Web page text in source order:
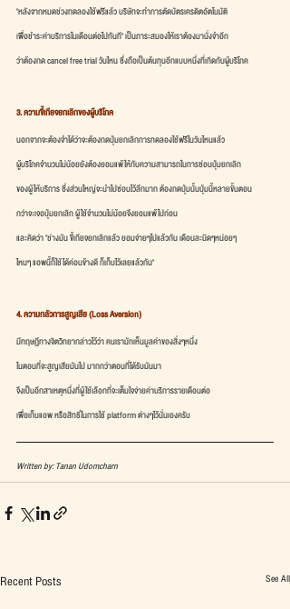
"หลังจากหมดช่วงทดลองใช้ฟรีแล้ว บริษัทจะทำการตัดบัตรเครดิตอัตโนมัติ
เพื่อชำระค่าบริการในเดือนต่อไปทันที" เป็นภาระสมองให้เราต้องมานั่งจำอีก
ว่าต้องกด cancel free trial วันไหน ซึ่งถือเป็นต้นทุนอีกแบบหนึ่งที่เกิดกับผู้บริโภค
3. ความขี้เกียจยกเลิกของผู้บริโภค
นอกจากจะต้องจำได้ว่าจะต้องกดปุ่มยกเลิกการทดลองใช้ฟรีในวันไหนแล้ว
ผู้บริโภคจำนวนไม่น้อยยังต้องยอมแพ้ให้กับความสามารถในการซ่อนปุ่มยกเลิก
ของผู้ให้บริการ ซึ่งส่วนใหญ่จะนำไปซ่อนไว้ลึกมาก ต้องกดปุ่มนั้นปุ่มนี้หลายขั้นตอน
กว่าจะเจอปุ่มยกเลิก ผู้ใช้จำนวนไม่น้อยจึงยอมแพ้ไปก่อน
และคิดว่า "ช่างมัน ขี้เกียจยกเลิกแล้ว ยอมจ่ายๆไปแล้วกัน เดือนละนิดๆหน่อยๆ
ไหนๆ แอพนี้ก็ใช้ได้ค่อนข้างดี ก็เก็บไว้เลยแล้วกัน"
4. ความกลัวการสูญเสีย (Loss Aversion)
มีทฤษฏีทางจิตวิทยากล่าวไว้ว่า คนเรามักเห็นมูลค่าของสิ่งๆหนึ่ง
ในตอนที่จะสูญเสียมันไป มากกว่าตอนที่ได้รับมันมา
จึงเป็นอีกสาเหตุหนึ่งที่ผู้ใช้เลือกที่จะเต็มใจจ่ายค่าบริการรายเดือนต่อ
เพื่อเก็บแอพ หรือสิทธิ์ในการใช้ platform ต่างๆไว้นั่นเองครับ
Written by: Tanan Udomcharn
Recent Posts See All